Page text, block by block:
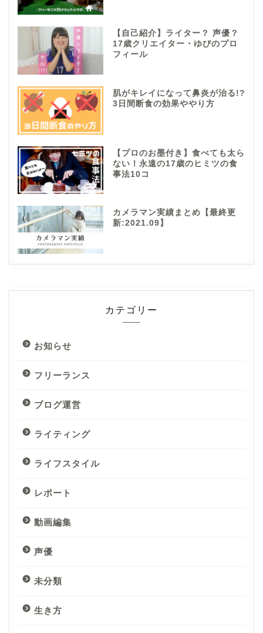
【自己紹介】ライター？ 声優？
17歳クリエイター・ゆぴのプロ
フィール
肌がキレイになって鼻炎が治る!?
3日間断食の効果ややり方
【プロのお墨付き】食べても太ら
ない！永遠の17歳のヒミツの食
事法10コ
カメラマン実績まとめ【最終更
新:2021.09】
カテゴリー
お知らせ
フリーランス
ブログ運営
ライティング
ライフスタイル
レポート
動画編集
声優
未分類
生き方